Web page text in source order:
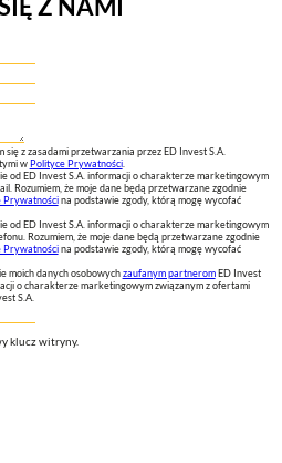
Z NAMI
się z zasadami przetwarzania przez ED Invest S.A.
wPolityce Prywatności.
od ED Invest S.A. informacji o charakterze marketingowym
Rozumiem, że moje dane będą przetwarzane zgodnie
Prywatnościna podstawie zgody, którą mogę wycofać
od ED Invest S.A. informacji o charakterze marketingowym
Rozumiem, że moje dane będą przetwarzane zgodnie
Prywatnościna podstawie zgody, którą mogę wycofać
moich danych osobowychzaufanym partneromED Invest
o charakterze marketingowym związanym z ofertami
S.A.
klucz witryny.